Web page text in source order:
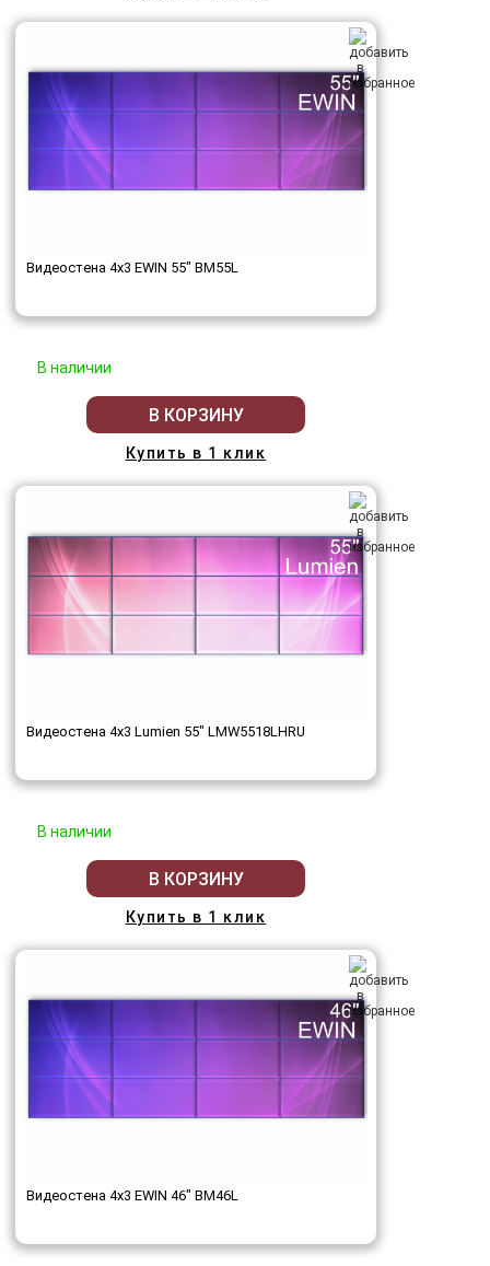
Видеостена 4x3 EWIN 55" BM55L
В наличии
В КОРЗИНУ
Купить в 1 клик
Видеостена 4x3 Lumien 55" LMW5518LHRU
В наличии
В КОРЗИНУ
Купить в 1 клик
Видеостена 4x3 EWIN 46" BM46L